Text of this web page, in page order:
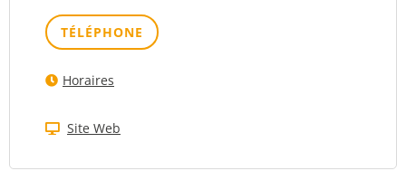
TÉLÉPHONE
Horaires
Site Web